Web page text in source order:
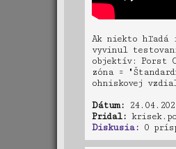
Ak niekto hľadá
vyvinul
objektív: Porst
zóna =
ohniskovej
Dátum:
Pridal:
Diskusia: 0